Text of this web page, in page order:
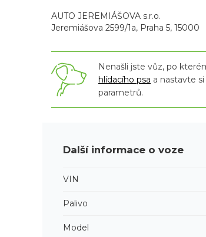
AUTO JEREMIÁŠOVA s.r.o.
Jeremiášova 2599/1a, Praha 5, 15000
Nenašli jste vůz, po
hlídacího psa a nastavte
parametrů.
Další informace o voze
VIN
Palivo
Model